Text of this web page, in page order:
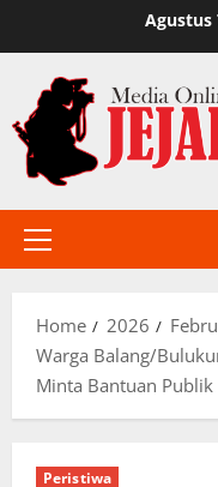
to
content
Agustus
Primary
Home 2026
Warga Balang/
Minta Bantuan Publik
Peristiwa